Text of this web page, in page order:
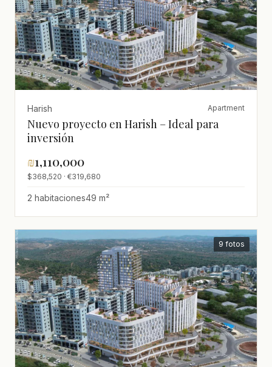
Harish Apartment
Nuevo proyecto en Harish – Ideal para
inversión
₪1,110,000
$368,520 · €319,680
2 habitaciones49 m²
9 fotos